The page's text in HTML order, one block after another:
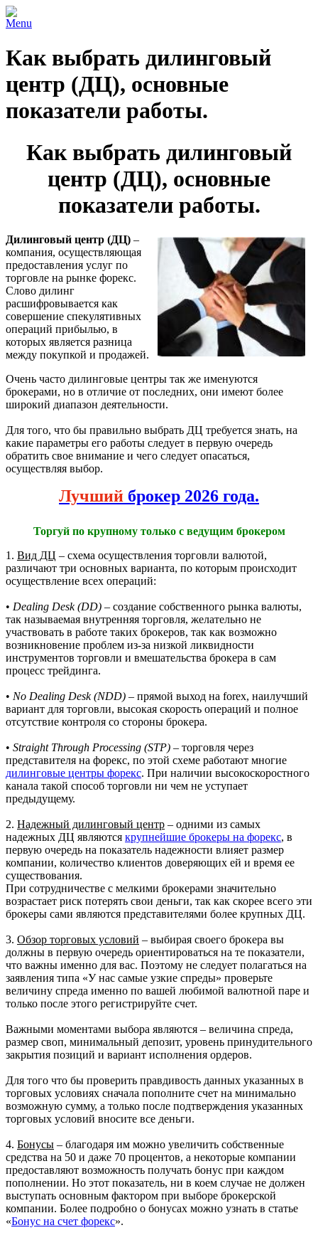
Menu
Как выбрать дилинговый
центр (ДЦ), основные
показатели работы.
Как выбрать дилинговый
центр (ДЦ), основные
показатели работы.
Дилинговый центр (ДЦ) –
компания, осуществляющая
предоставления услуг по
торговле на рынке форекс.
Слово дилинг
расшифровывается как
совершение спекулятивных
операций прибылью, в
которых является разница
между покупкой и продажей.
Очень часто дилинговые центры так же именуются
брокерами, но в отличие от последних, они имеют более
широкий диапазон деятельности.
Для того, что бы правильно выбрать ДЦ требуется знать, на
какие параметры его работы следует в первую очередь
обратить свое внимание и чего следует опасаться,
осуществляя выбор.
Лучший брокер 2026 года.
Торгуй по крупному только с ведущим брокером
1. Вид ДЦ – схема осуществления торговли валютой,
различают три основных варианта, по которым происходит
осуществление всех операций:
• Dealing Desk (DD) – создание собственного рынка валюты,
так называемая внутренняя торговля, желательно не
участвовать в работе таких брокеров, так как возможно
возникновение проблем из-за низкой ликвидности
инструментов торговли и вмешательства брокера в сам
процесс трейдинга.
• No Dealing Desk (NDD) – прямой выход на forex, наилучший
вариант для торговли, высокая скорость операций и полное
отсутствие контроля со стороны брокера.
• Straight Through Processing (STP) – торговля через
представителя на форекс, по этой схеме работают многие
дилинговые центры форекс. При наличии высокоскоростного
канала такой способ торговли ни чем не уступает
предыдущему.
2. Надежный дилинговый центр – одними из самых
надежных ДЦ являются крупнейшие брокеры на форекс, в
первую очередь на показатель надежности влияет размер
компании, количество клиентов доверяющих ей и время ее
существования.
При сотрудничестве с мелкими брокерами значительно
возрастает риск потерять свои деньги, так как скорее всего эти
брокеры сами являются представителями более крупных ДЦ.
3. Обзор торговых условий – выбирая своего брокера вы
должны в первую очередь ориентироваться на те показатели,
что важны именно для вас. Поэтому не следует полагаться на
заявления типа «У нас самые узкие спреды» проверьте
величину спреда именно по вашей любимой валютной паре и
только после этого регистрируйте счет.
Важными моментами выбора являются – величина спреда,
размер своп, минимальный депозит, уровень принудительного
закрытия позиций и вариант исполнения ордеров.
Для того что бы проверить правдивость данных указанных в
торговых условиях сначала пополните счет на минимально
возможную сумму, а только после подтверждения указанных
торговых условий вносите все деньги.
4. Бонусы – благодаря им можно увеличить собственные
средства на 50 и даже 70 процентов, а некоторые компании
предоставляют возможность получать бонус при каждом
пополнении. Но этот показатель, ни в коем случае не должен
выступать основным фактором при выборе брокерской
компании. Более подробно о бонусах можно узнать в статье
«Бонус на счет форекс».